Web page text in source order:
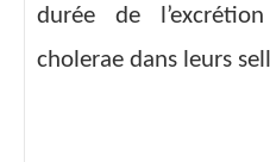
durée de
cholerae dans leurs